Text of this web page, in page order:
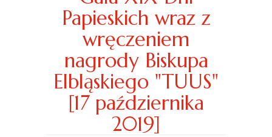
Papieskich wraz z
wręczeniem
nagrody Biskupa
Elbląskiego "TUUS"
[17 października
2019]